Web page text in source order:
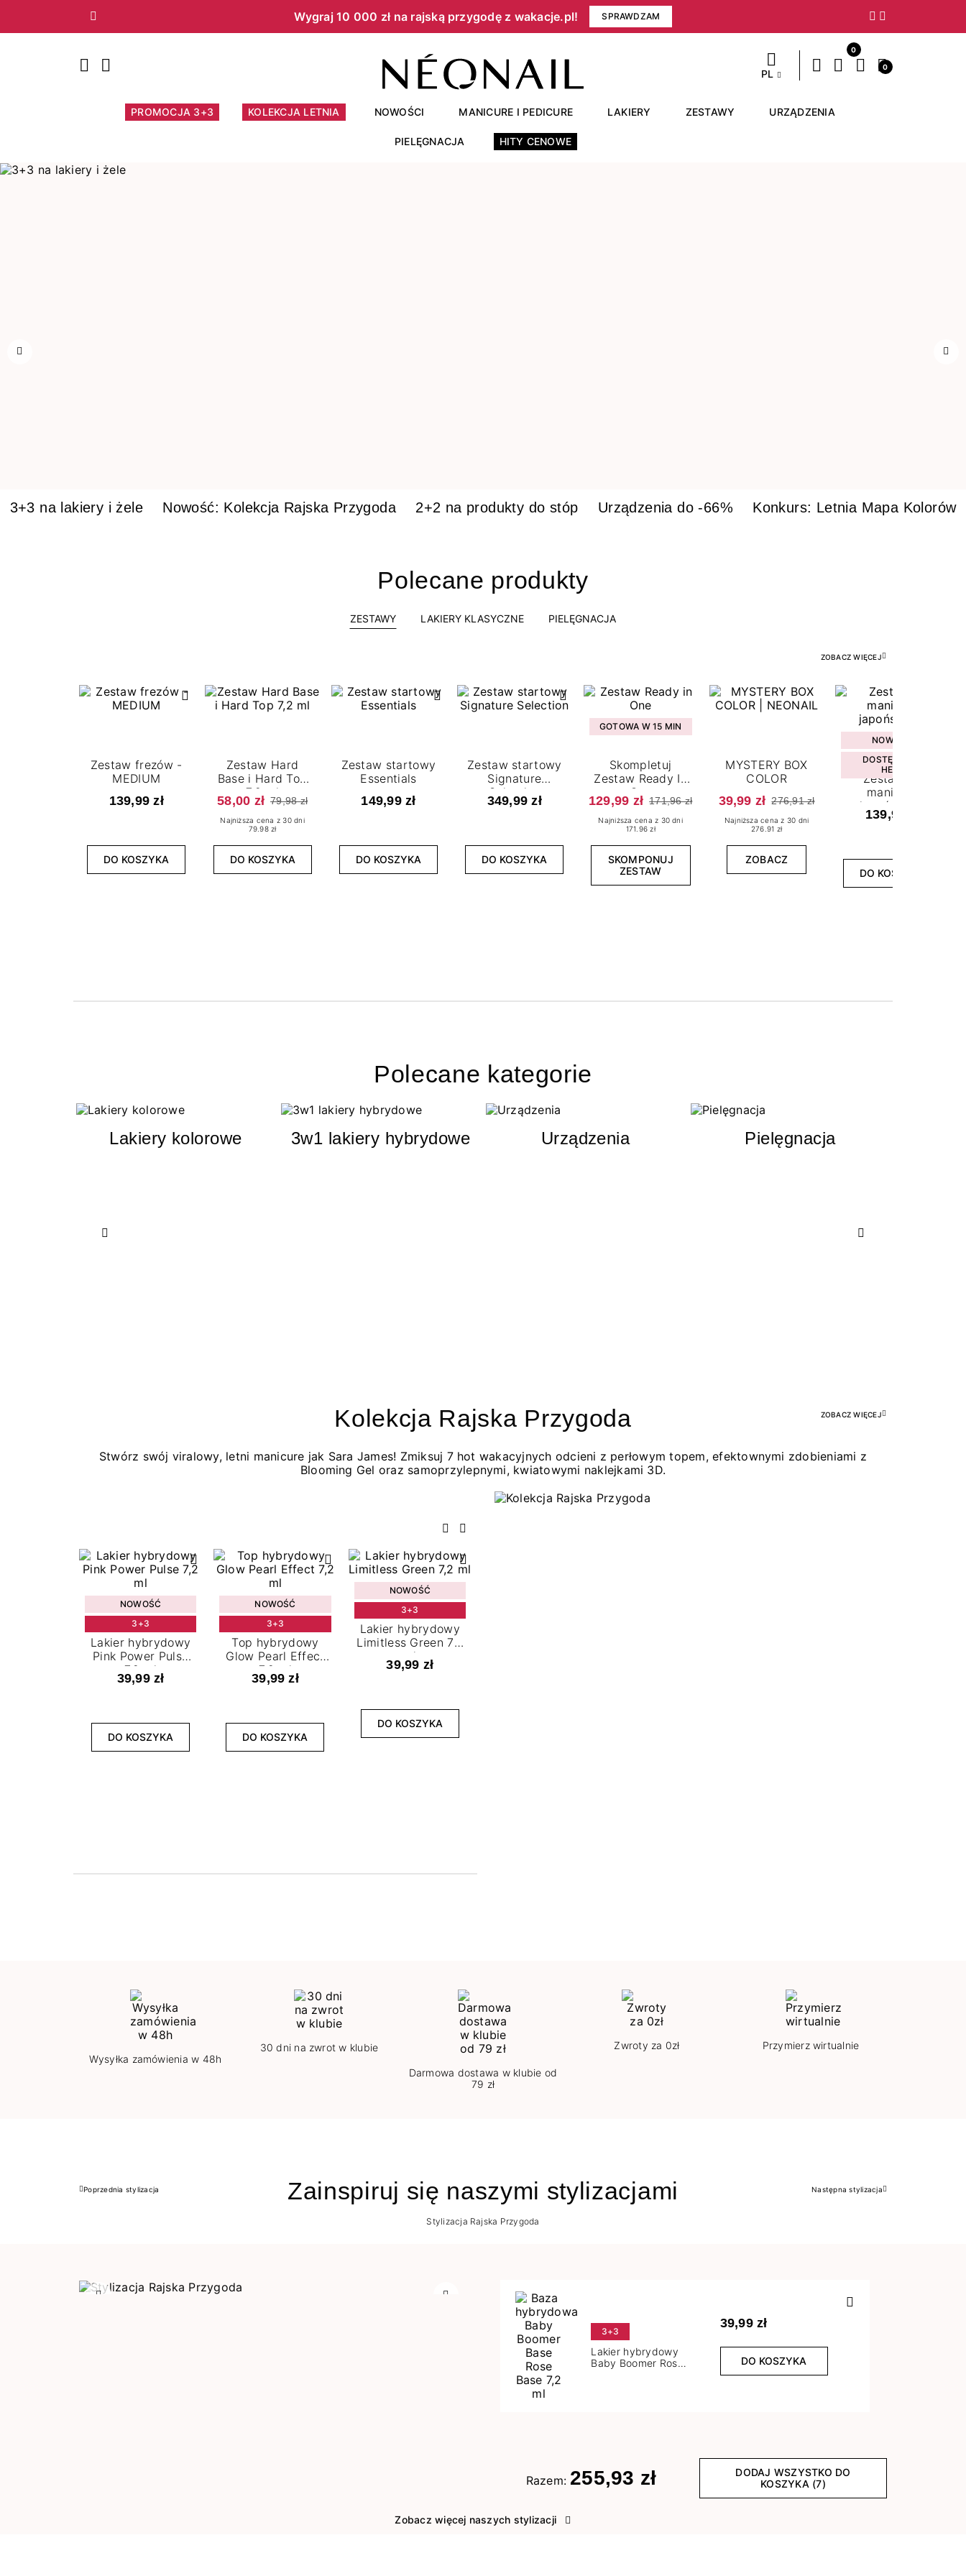
Wygraj 10 000 zł na rajską przygodę z wakacje.pl!​ SPRAWDZAM
Poprzedni Następny
PL
0
0
PROMOCJA 3+3 KOLEKCJA LETNIA NOWOŚCI MANICURE I PEDICURE LAKIERY ZESTAWY URZĄDZENIA
PIELĘGNACJA HITY CENOWE
3+3 na lakiery i żele Nowość: Kolekcja Rajska Przygoda 2+2 na produkty do stóp Urządzenia do -66% Konkurs: Letnia Mapa Kolorów
Polecane produkty
ZESTAWY LAKIERY KLASYCZNE PIELĘGNACJA
ZOBACZ WIĘCEJ
Zestaw frezów -
MEDIUM
139,99 zł
DO KOSZYKA
Zestaw Hard
Base i Hard Top
7,2 ml
58,00 zł 79,98 zł
Najniższa cena z 30 dni
79.98 zł
DO KOSZYKA
Zestaw startowy
Essentials
149,99 zł
DO KOSZYKA
Zestaw startowy
Signature
Selection
349,99 zł
DO KOSZYKA
GOTOWA W 15 MIN
Skompletuj
Zestaw Ready In
One
129,99 zł 171,96 zł
Najniższa cena z 30 dni
171.96 zł
SKOMPONUJ
ZESTAW
MYSTERY BOX
COLOR
39,99 zł 276,91 zł
Najniższa cena z 30 dni
276.91 zł
ZOBACZ
NOWOŚĆ
DOSTĘPNY W
HEBE
Zestaw do
manicure
japońskiego
139,99 zł
DO KOSZYKA
Polecane kategorie
Lakiery kolorowe 3w1 lakiery hybrydowe Urządzenia Pielęgnacja
Kolekcja Rajska Przygoda ZOBACZ WIĘCEJ
Stwórz swój viralowy, letni manicure jak Sara James! Zmiksuj 7 hot wakacyjnych odcieni z perłowym topem, efektownymi zdobieniami z
Blooming Gel oraz samoprzylepnymi, kwiatowymi naklejkami 3D.
Poprzedni
Następny
NOWOŚĆ
3+3
Lakier hybrydowy
Pink Power Pulse
7,2 ml
39,99 zł
DO KOSZYKA
NOWOŚĆ
3+3
Top hybrydowy
Glow Pearl Effect
7,2 ml
39,99 zł
DO KOSZYKA
NOWOŚĆ
3+3
Lakier hybrydowy
Limitless Green 7,2
ml
39,99 zł
DO KOSZYKA
Wysyłka zamówienia w 48h
30 dni na zwrot w klubie
Darmowa dostawa w klubie od
79 zł
Zwroty za 0zł Przymierz wirtualnie
Zainspiruj się naszymi stylizacjami
Poprzedni
Poprzednia stylizacja Następny
Następna stylizacja
Stylizacja Rajska Przygoda
3+3
Lakier hybrydowy
Baby Boomer Rose
39,99 zł
DO KOSZYKA
Razem: 255,93 zł
DODAJ WSZYSTKO DO
KOSZYKA (7)
Zobacz więcej naszych stylizacji